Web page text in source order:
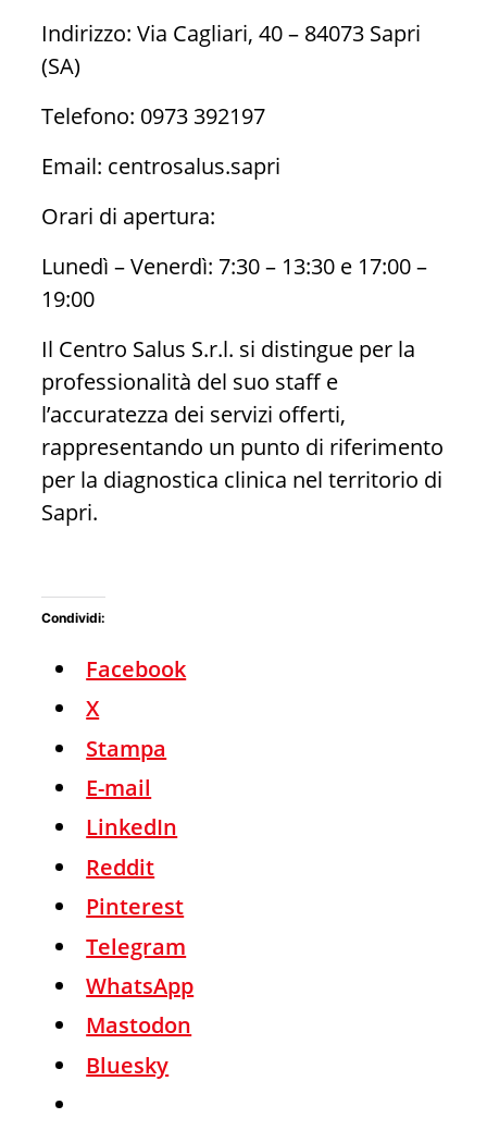
Indirizzo: Via Cagliari, 40 – 84073 Sapri
(SA)
Telefono: 0973 392197
Email: centrosalus.sapri
Orari di apertura:
Lunedì – Venerdì: 7:30 – 13:30 e 17:00 –
19:00
Il Centro Salus S.r.l. si distingue per la
professionalità del suo staff e
l’accuratezza dei servizi offerti,
rappresentando un punto di riferimento
per la diagnostica clinica nel territorio di
Sapri.
Condividi:
Facebook
X
Stampa
E-mail
LinkedIn
Reddit
Pinterest
Telegram
WhatsApp
Mastodon
Bluesky